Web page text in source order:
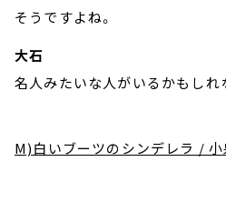
そうですよね。
大石
名人みたいな人がいるかもしれ
M)白いブーツのシンデレラ /